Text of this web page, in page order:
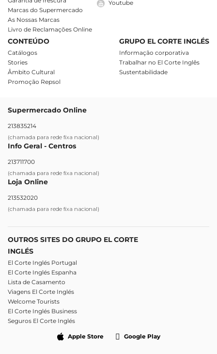
Marcas do Supermercado
As Nossas Marcas
Livro de Reclamações Online
Youtube
CONTEÚDO
Catálogos
Stories
Âmbito Cultural
Promoção Repsol
GRUPO EL CORTE INGLÉS
Informação corporativa
Trabalhar no El Corte Inglês
Sustentabilidade
Supermercado Online
213835214
(chamada para rede fixa nacional)
Info Geral - Centros
213711700
(chamada para rede fixa nacional)
Loja Online
213532020
(chamada para rede fixa nacional)
OUTROS SITES DO GRUPO EL CORTE
INGLÉS
El Corte Inglés Portugal
El Corte Inglés Espanha
Lista de Casamento
Viagens El Corte Inglés
Welcome Tourists
El Corte Inglés Business
Seguros El Corte Inglés
Apple Store Google Play